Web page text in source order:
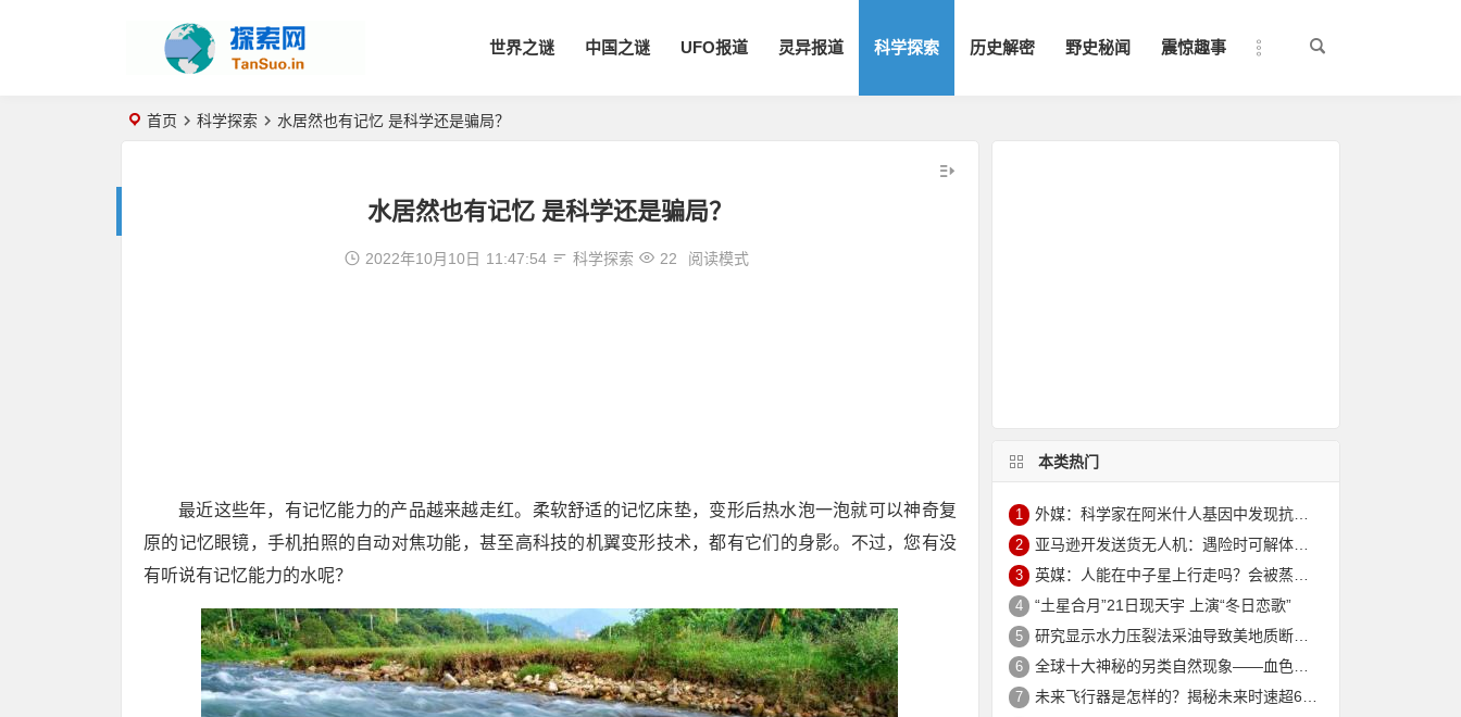
世界之谜 中国之谜 UFO报道 灵异报道 科学探索 历史解密 野史秘闻 震惊趣事
首页 科学探索 水居然也有记忆 是科学还是骗局？
水居然也有记忆 是科学还是骗局？
2022年10月10日 11:47:54 科学探索 22 阅读模式
最近这些年，有记忆能力的产品越来越走红。柔软舒适的记忆床垫，变形后热水泡一泡就可以神奇复
原的记忆眼镜，手机拍照的自动对焦功能，甚至高科技的机翼变形技术，都有它们的身影。不过，您有没
有听说有记忆能力的水呢？
本类热门
1 外媒：科学家在阿米什人基因中发现抗衰老突变 可延寿10年
2 亚马逊开发送货无人机：遇险时可解体坠入安全地
3 英媒：人能在中子星上行走吗？会被蒸发电离
4 “土星合月”21日现天宇 上演“冬日恋歌”
5 研究显示水力压裂法采油导致美地质断层重新活跃
6 全球十大神秘的另类自然现象——血色瀑布_大火瀑布_磁山等！
7 未来飞行器是怎样的？揭秘未来时速超6000公里的飞行器